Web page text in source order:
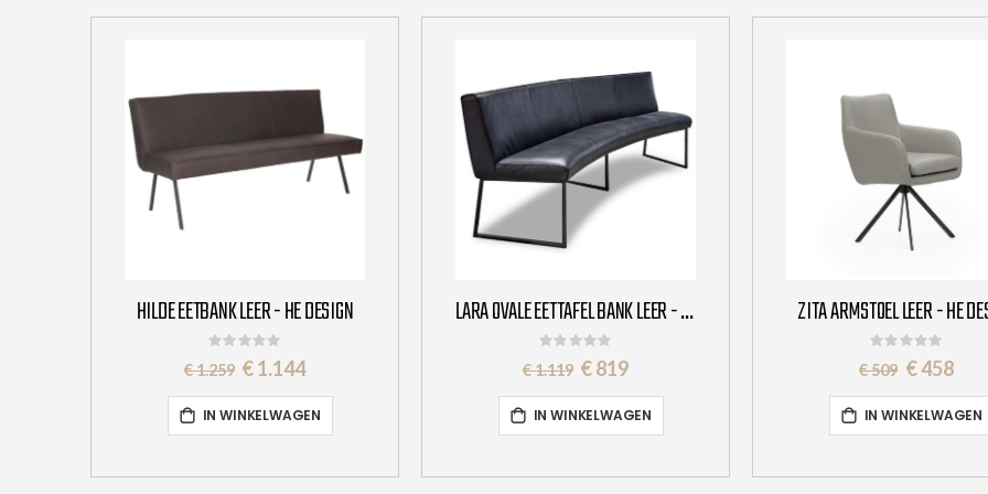
HILDE EETBANK LEER - HE DESIGN
Rating:
0%
€ 1.259 Special
Price
€ 1.144
IN WINKELWAGEN
LARA OVALE EETTAFEL BANK LEER - HET ANKER
Rating:
0%
€ 1.119 Special
Price
€ 819
IN WINKELWAGEN
ZITA ARMSTOEL LEER - HE
Rating:
0%
€ 509 Special
Price
€ 458
IN WINKELWAGEN